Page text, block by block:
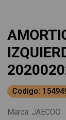
Codigo:
Marca: JAECOO